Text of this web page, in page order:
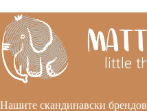
Нашите скандинавски